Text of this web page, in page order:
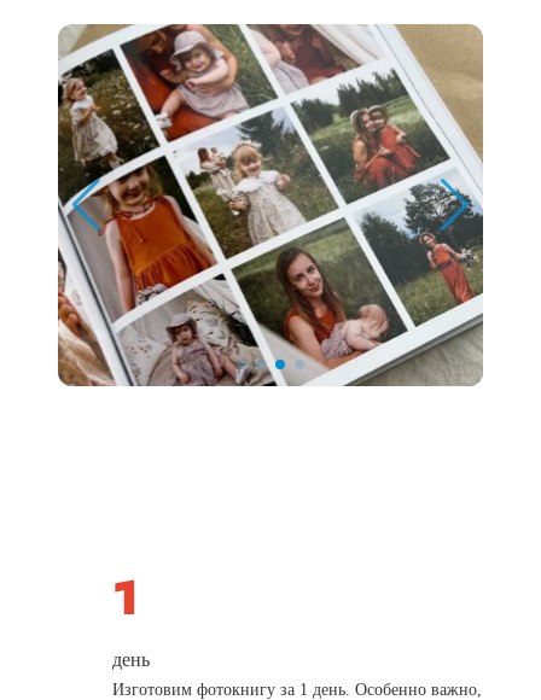
день
Изготовим фотокнигу за 1 день. Особенно важно,